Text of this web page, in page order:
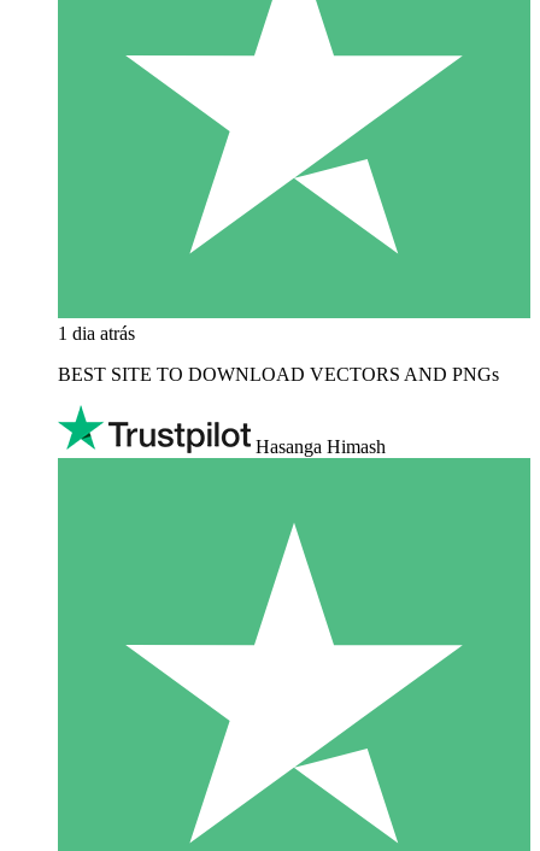
1 dia atrás
BEST SITE TO DOWNLOAD VECTORS AND PNGs
Hasanga Himash